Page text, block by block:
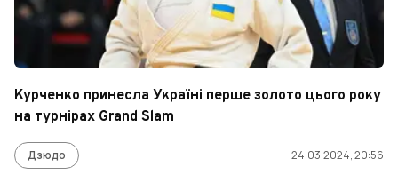
Курченко принесла Україні перше золото цього року
на турнірах Grand Slam
Дзюдо 24.03.2024, 20:56